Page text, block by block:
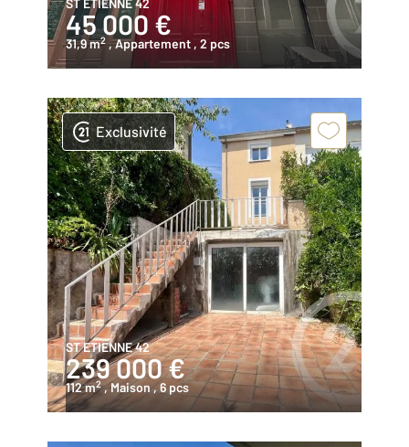
ST ETIENNE 42
45 000 €
31,9 m2 , Appartement , 2 pcs
Exclusivité
ST ETIENNE 42
239 000 €
112 m2 , Maison, 6 pcs